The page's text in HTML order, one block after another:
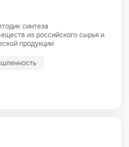
синтеза
из российского сырья и
продукции